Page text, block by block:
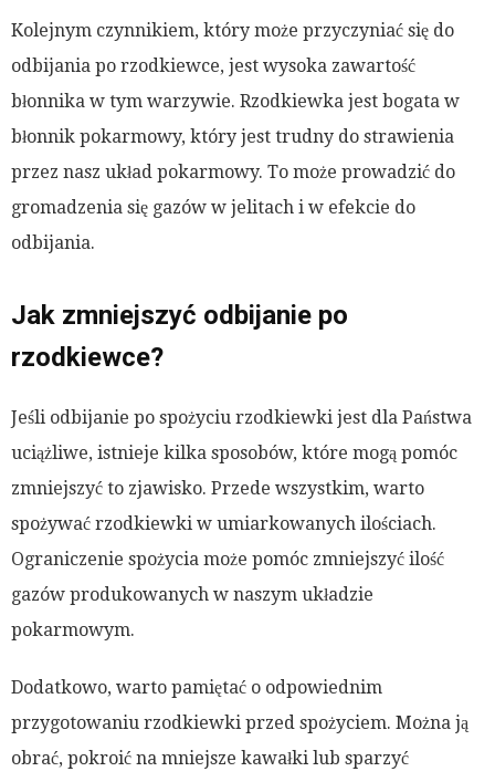
Kolejnym czynnikiem, który może przyczyniać się do
odbijania po rzodkiewce, jest wysoka zawartość
błonnika w tym warzywie. Rzodkiewka jest bogata w
błonnik pokarmowy, który jest trudny do strawienia
przez nasz układ pokarmowy. To może prowadzić do
gromadzenia się gazów w jelitach i w efekcie do
odbijania.
Jak zmniejszyć odbijanie po
rzodkiewce?
Jeśli odbijanie po spożyciu rzodkiewki jest dla Państwa
uciążliwe, istnieje kilka sposobów, które mogą pomóc
zmniejszyć to zjawisko. Przede wszystkim, warto
spożywać rzodkiewki w umiarkowanych ilościach.
Ograniczenie spożycia może pomóc zmniejszyć ilość
gazów produkowanych w naszym układzie
pokarmowym.
Dodatkowo, warto pamiętać o odpowiednim
przygotowaniu rzodkiewki przed spożyciem. Można ją
obrać, pokroić na mniejsze kawałki lub sparzyć